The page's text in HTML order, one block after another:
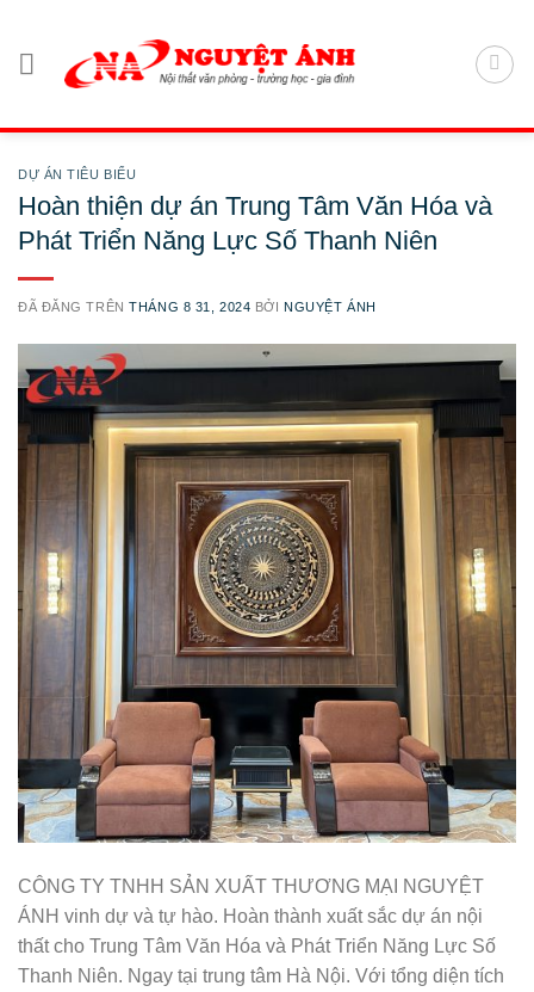
nội
DỰ ÁN TIÊU BIỂU
Hoàn thiện dự án Trung Tâm Văn Hóa và
Phát Triển Năng Lực Số Thanh Niên
ĐÃ ĐĂNG TRÊNTHÁNG 8 31, 2024 BỞINGUYỆT ÁNH
CÔNG TY TNHH SẢN XUẤT THƯƠNG MẠI NGUYỆT
ÁNH vinh dự và tự hào. Hoàn thành xuất sắc dự án nội
thất cho Trung Tâm Văn Hóa và Phát Triển Năng Lực Số
Thanh Niên. Ngay tại trung tâm Hà Nội. Với tổng diện tích